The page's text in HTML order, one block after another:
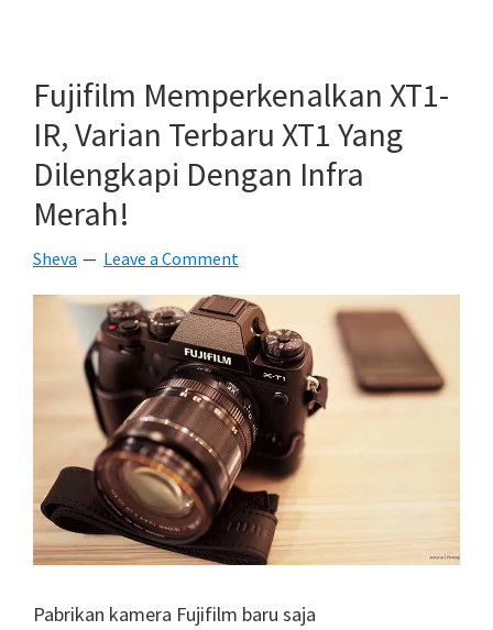
Rekam
Video
4K
ISO
Hingga
409.600
Fujifilm Memperkenalkan XT1-
IR, Varian Terbaru XT1 Yang
Dilengkapi Dengan Infra
Merah!
Sheva Leave a Comment
Pabrikan kamera Fujifilm baru saja